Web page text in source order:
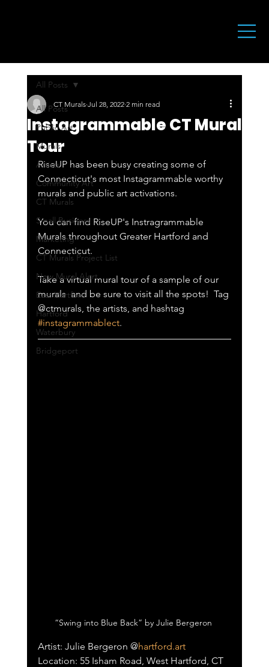
All Posts
Public Art
Murals
Artists
Community Art
CT Murals
Small Business
Marketing
CT Murals Project List
New Mural Alert
East Hartford
Hartford
Waterbury
Bridgeport
All Posts
Instagrammable CT Mural
Tour
CT Murals Jul 28, 2022 2 min read
RiseUP has been busy creating some of
Connecticut's most Instagrammable worthy
murals and public art activations.
You can find RiseUP's Instragrammable
Murals throughout Greater Hartford and
Connecticut.
Take a virtual mural tour of a sample of our
murals  and be sure to visit all the spots!  Tag
@ctmurals, the artists, and hashtag
#instagrammablect.
“Swing into Blue Back” by Julie Bergeron
Artist: Julie Bergeron @hartford.art
Location: 55 Isham Road, West Hartford, CT